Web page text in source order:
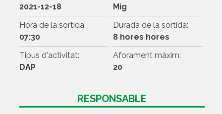
2021-12-18
Mig
Hora de la sortida:
07:30
Durada de la sortida:
8 hores hores
Tipus d'activitat:
DAP
Aforament màxim:
20
RESPONSABLE